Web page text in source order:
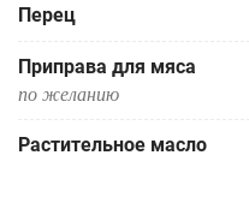
Перец
Приправа для мяса
по желанию
Растительное масло